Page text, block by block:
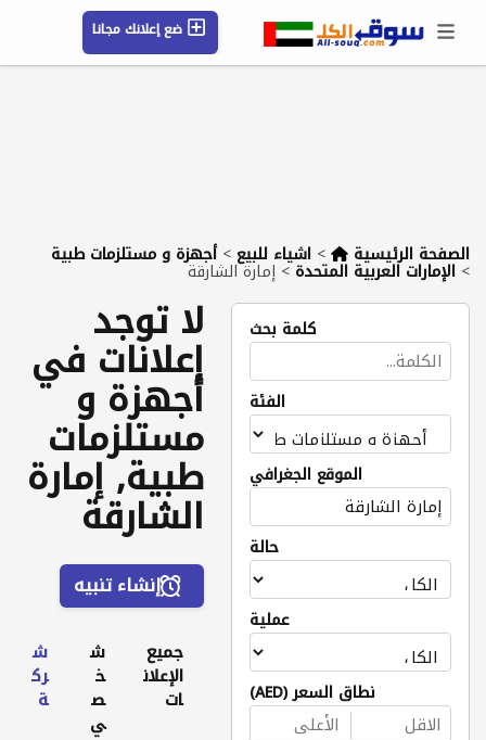
ضع إعلانك مجانا
حسابي / تسجيل
الصفحة الرئيسية > اشياء للبيع>أجهزة و مستلزمات طبية
> الإمارات العربية المتحدة > إمارة الشارقة
كلمة بحث
الفئة
الموقع الجغرافي
حالة
عملية
نطاق السعر (AED)
لا توجد
إعلانات في
أجهزة و
مستلزمات
طبية, إمارة
الشارقة
إنشاء تنبيه
جميع
الإعلان
ات
ش
خ
ص
ي
ش
رك
ة